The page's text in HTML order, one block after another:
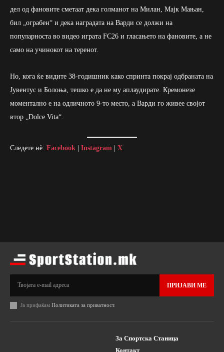
дел од фановите сметаат дека голманот на Милан, Мајк Мањан,
бил „ограбен“ и дека наградата на Варди се должи на
популарноста во видео играта FC26 и гласањето на фановите, а не
само на учинокот на теренот.
Но, кога ќе видите 38-годишник како спринта покрај одбраната на
Јувентус и Болоња, тешко е да не му аплаудирате. Кремонезе
моментално е на одличното 9-то место, а Варди го живее својот
втор „Dolce Vita“.
Следете нè: Facebook Instagram X
ПРИЈАВИ МЕ
Ја прифаќам Политиката за приватност.
За Спортска Станица
Контакт